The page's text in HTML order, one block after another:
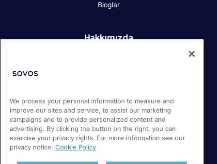
Bloglar
Hakkımızda
Kariyer
Destek
© 2026 Sovos Compliance, LLC
We process your personal information to measure and
improve our sites and service, to assist our marketing
campaigns and to provide personalized content and
advertising. By clicking the button on the right, you can
exercise your privacy rights. For more information see our
privacy notice. Cookie Policy